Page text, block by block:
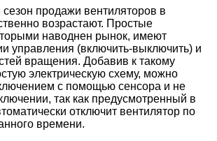
продажи вентиляторов в
возрастают. Простые
наводнен рынок, имеют
управления (включить-выключить) и
вращения. Добавив к такому
электрическую схему, можно
с помощью сенсора и не
так как предусмотренный в
отключит вентилятор по
времени.